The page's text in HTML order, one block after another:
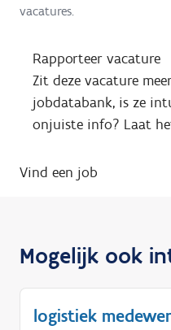
vacatures.
Rapporteer vacature
Zit deze vacature
jobdatabank, is ze
onjuiste info? Laat
Vind een job
Mogelijk ook
logistiek